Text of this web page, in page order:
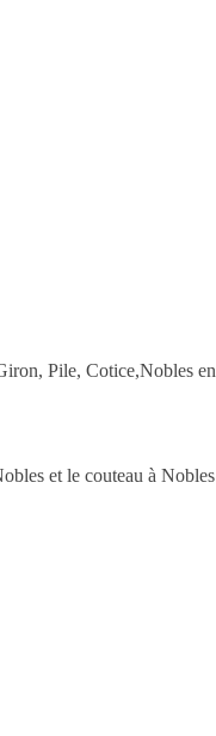
Pile, Cotice,Nobles
et le couteau à